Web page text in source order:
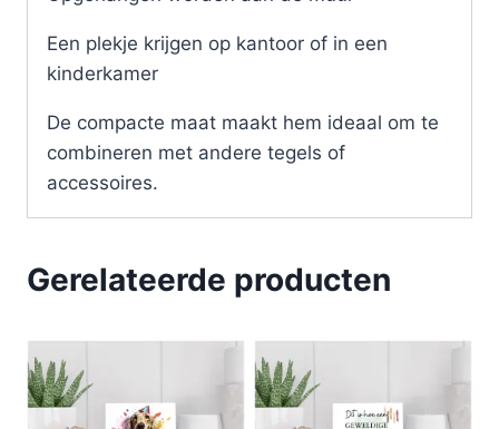
Een plekje krijgen op kantoor of in een
kinderkamer
De compacte maat maakt hem ideaal om te
combineren met andere tegels of
accessoires.
Gerelateerde producten